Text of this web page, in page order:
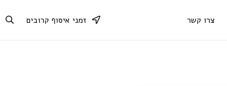
צרו קשר זמני איסוף קרובים